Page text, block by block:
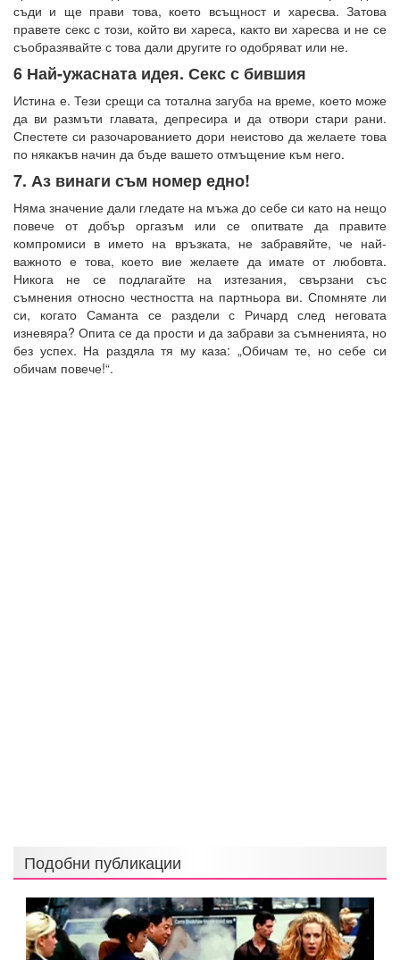
съди и ще прави това, което всъщност и харесва. Затова
правете секс с този, който ви хареса, както ви харесва и не се
съобразявайте с това дали другите го одобряват или не.
6 Най-ужасната идея. Секс с бившия
Истина е. Тези срещи са тотална загуба на време, което може
да ви размъти главата, депресира и да отвори стари рани.
Спестете си разочарованието дори неистово да желаете това
по някакъв начин да бъде вашето отмъщение към него.
7. Аз винаги съм номер едно!
Няма значение дали гледате на мъжа до себе си като на нещо
повече от добър оргазъм или се опитвате да правите
компромиси в името на връзката, не забравяйте, че най-
важното е това, което вие желаете да имате от любовта.
Никога не се подлагайте на изтезания, свързани със
съмнения относно честността на партньора ви. Спомняте ли
си, когато Саманта се раздели с Ричард след неговата
изневяра? Опита се да прости и да забрави за съмненията, но
без успех. На раздяла тя му каза: „Обичам те, но себе си
обичам повече!“.
Подобни публикации